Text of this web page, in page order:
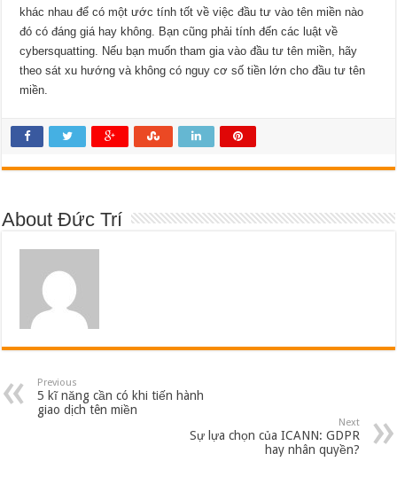
khác nhau để có một ước tính tốt về việc đầu tư vào tên miền nào
đó có đáng giá hay không. Bạn cũng phải tính đến các luật về
cybersquatting. Nếu bạn muốn tham gia vào đầu tư tên miền, hãy
theo sát xu hướng và không có nguy cơ số tiền lớn cho đầu tư tên
miền.
About Đức Trí
Previous
5 kĩ năng cần có khi tiến hành
giao dịch tên miền
Next
Sự lựa chọn của ICANN: GDPR
hay nhân quyền?